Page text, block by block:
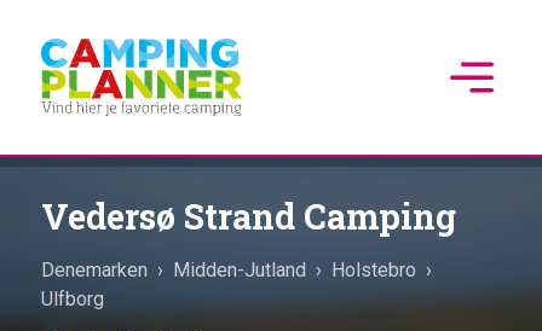
Vedersø Strand Camping
Denemarken › Midden-Jutland › Holstebro ›
Ulfborg